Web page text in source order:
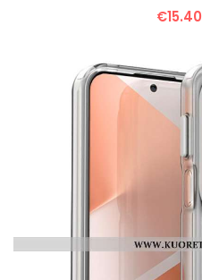
€15.40